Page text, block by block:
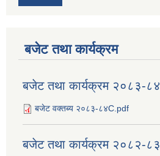
बजेट तथा कार्यक्रम
बजेट तथा कार्यक्रम २०८३-८४
बजेट वक्तब्य २०८३-८४C.pdf
बजेट तथा कार्यक्रम २०८२-८३